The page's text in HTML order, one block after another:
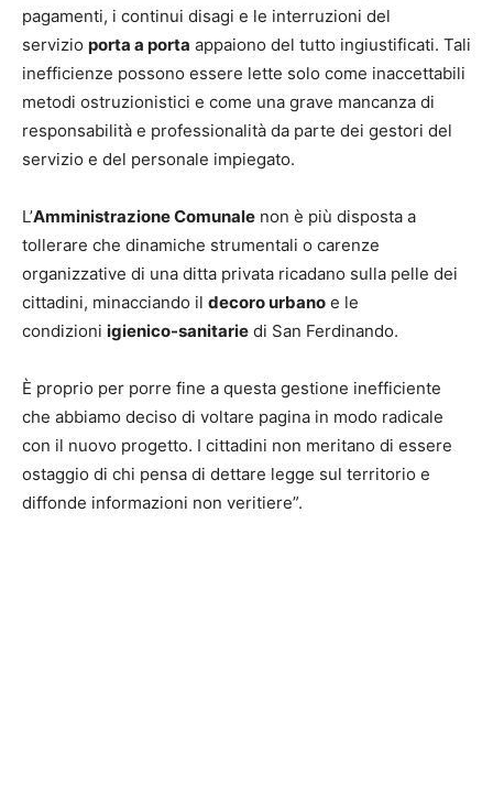
pagamenti, i continui disagi e le interruzioni del
servizio porta a porta appaiono del tutto ingiustificati. Tali
inefficienze possono essere lette solo come inaccettabili
metodi ostruzionistici e come una grave mancanza di
responsabilità e professionalità da parte dei gestori del
servizio e del personale impiegato.
L’Amministrazione Comunale non è più disposta a
tollerare che dinamiche strumentali o carenze
organizzative di una ditta privata ricadano sulla pelle dei
cittadini, minacciando il decoro urbano e le
condizioni igienico-sanitarie di San Ferdinando.
È proprio per porre fine a questa gestione inefficiente
che abbiamo deciso di voltare pagina in modo radicale
con il nuovo progetto. I cittadini non meritano di essere
ostaggio di chi pensa di dettare legge sul territorio e
diffonde informazioni non veritiere”.